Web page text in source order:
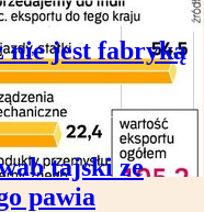
nie jest fabryką
tajski ze
pawia